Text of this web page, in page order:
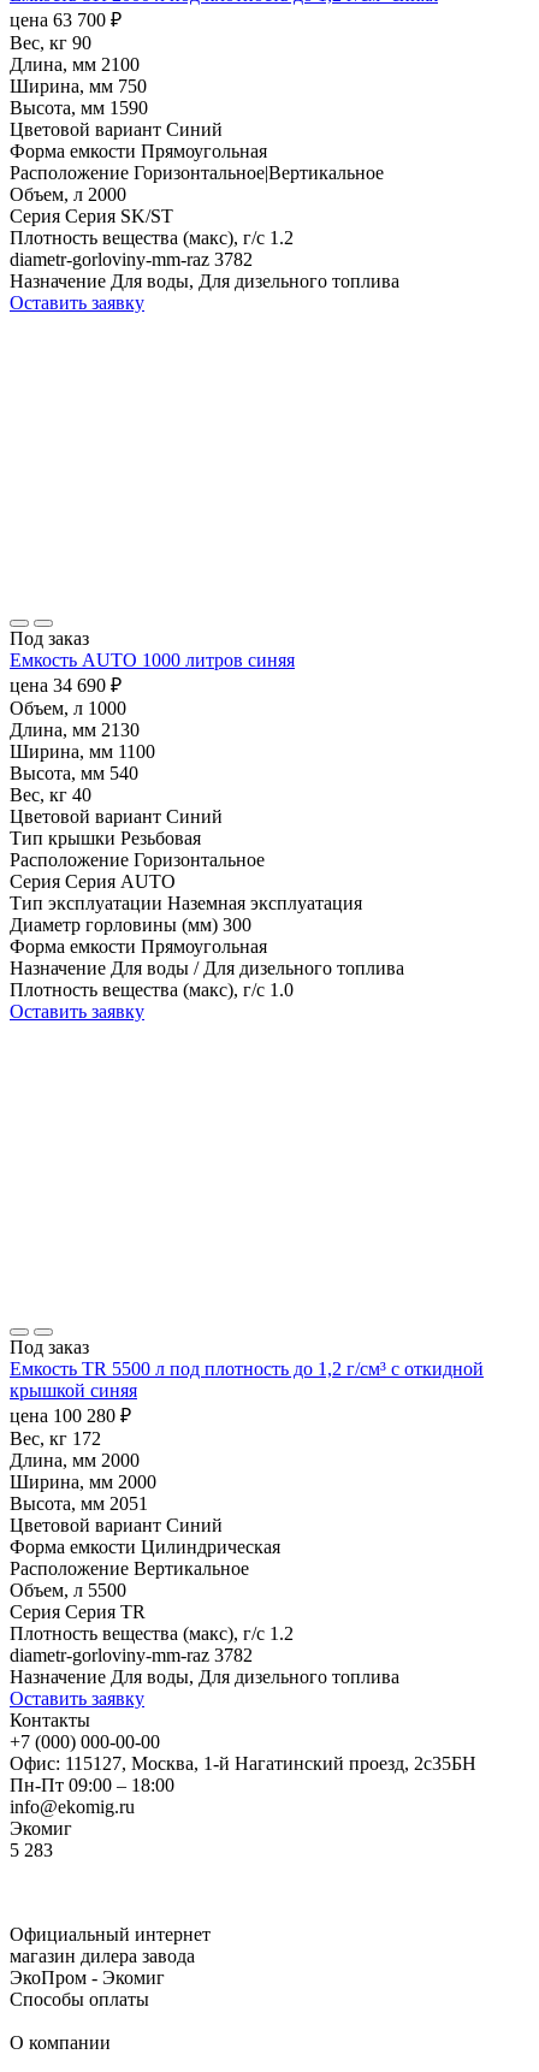
цена 63 700 ₽
Вес, кг 90
Длина, мм 2100
Ширина, мм 750
Высота, мм 1590
Цветовой вариант Синий
Форма емкости Прямоугольная
Расположение Горизонтальное|Вертикальное
Объем, л 2000
Серия Серия SK/ST
Плотность вещества (макс), г/с 1.2
diametr-gorloviny-mm-raz 3782
Назначение Для воды, Для дизельного топлива
Оставить заявку
Под заказ
Емкость AUTO 1000 литров синяя
цена 34 690 ₽
Объем, л 1000
Длина, мм 2130
Ширина, мм 1100
Высота, мм 540
Вес, кг 40
Цветовой вариант Синий
Тип крышки Резьбовая
Расположение Горизонтальное
Серия Серия AUTO
Тип эксплуатации Наземная эксплуатация
Диаметр горловины (мм) 300
Форма емкости Прямоугольная
Назначение Для воды / Для дизельного топлива
Плотность вещества (макс), г/с 1.0
Оставить заявку
Под заказ
Емкость TR 5500 л под плотность до 1,2 г/см³ с откидной
крышкой синяя
цена 100 280 ₽
Вес, кг 172
Длина, мм 2000
Ширина, мм 2000
Высота, мм 2051
Цветовой вариант Синий
Форма емкости Цилиндрическая
Расположение Вертикальное
Объем, л 5500
Серия Серия TR
Плотность вещества (макс), г/с 1.2
diametr-gorloviny-mm-raz 3782
Назначение Для воды, Для дизельного топлива
Оставить заявку
Контакты
+7 (000) 000-00-00
Офис: 115127, Москва, 1-й Нагатинский проезд, 2с35БН
Пн-Пт 09:00 – 18:00
info@ekomig.ru
Экомиг
5 283
Официальный интернет
магазин дилера завода
ЭкоПром - Экомиг
Способы оплаты
О компании